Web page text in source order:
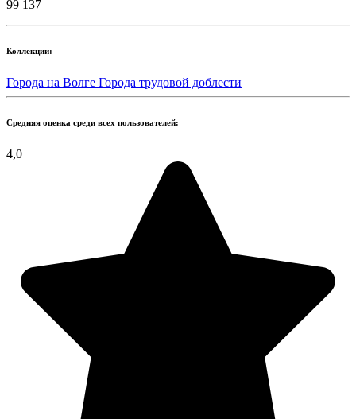
99 137
Коллекции:
Города на Волге Города трудовой доблести
Средняя оценка среди всех пользователей:
4,0